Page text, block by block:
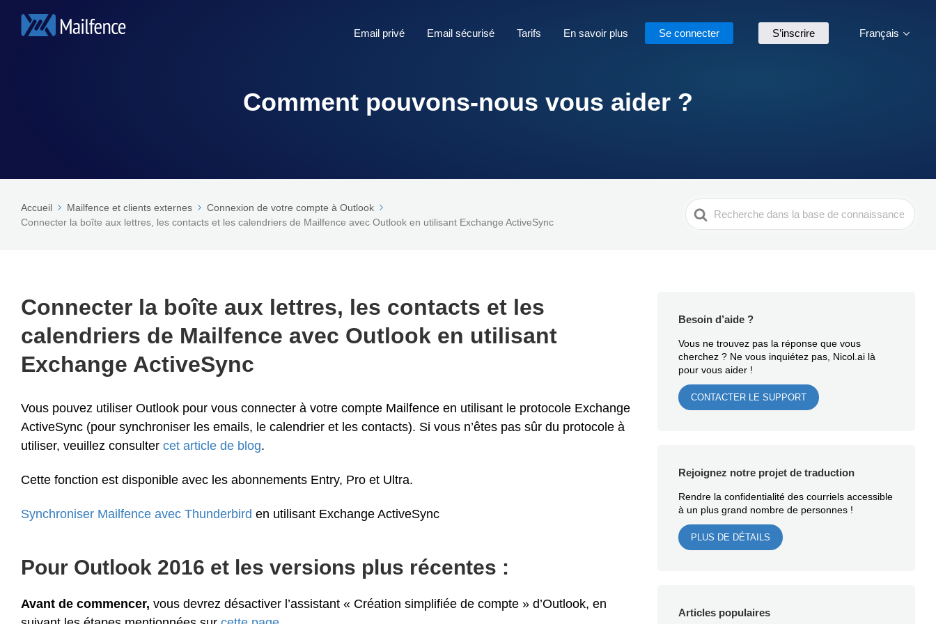
Email privé Email sécurisé Tarifs En savoir plus Se connecter S’inscrire Français
Comment pouvons-nous vous aider ?
Accueil Mailfence et clients externes
Connexion de votre compte à Outlook
Connecter la boîte aux lettres, les contacts et les calendriers de Mailfence avec Outlook en utilisant Exchange ActiveSync
Search
For
Connecter la boîte aux lettres, les contacts et les
calendriers de Mailfence avec Outlook en utilisant
Exchange ActiveSync
Vous pouvez utiliser Outlook pour vous connecter à votre compte Mailfence en utilisant le protocole Exchange
ActiveSync (pour synchroniser les emails, le calendrier et les contacts). Si vous n’êtes pas sûr du protocole à
utiliser, veuillez consulter cet article de blog.
Cette fonction est disponible avec les abonnements Entry, Pro et Ultra.
Synchroniser Mailfence avec Thunderbird en utilisant Exchange ActiveSync
Pour Outlook 2016 et les versions plus récentes :
Avant de commencer, vous devrez désactiver l’assistant « Création simplifiée de compte » d’Outlook, en
Besoin d’aide ?
Vous ne trouvez pas la réponse que vous
cherchez ? Ne vous inquiétez pas, Nicol.ai là
pour vous aider !
CONTACTER LE SUPPORT
Rejoignez notre projet de traduction
Rendre la confidentialité des courriels accessible
à un plus grand nombre de personnes !
PLUS DE DÉTAILS
Articles populaires